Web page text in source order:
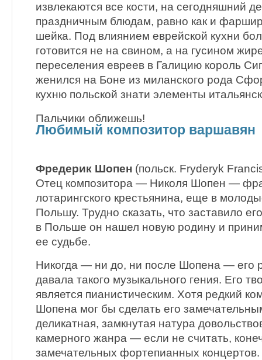
извлекаются все кости, на сегодняшний
праздничным блюдам, равно как и
шейка. Под влиянием еврейской кухни
готовится не на свином, а на гусином
переселения евреев в Галицию король
женился на Боне из миланского рода
кухню польской знати элементы
Пальчики оближешь!
Любимый композитор варшавян
Фредерик Шопен (польск. Fryderyk
Отец композитора — Николя Шопен —
лотарингского крестьянина, еще в
Польшу. Трудно сказать, что заставило
в Польше он нашел новую родину и
ее судьбе.
Никогда — ни до, ни после Шопена — его
давала такого музыкального гения. Его
является пианистическим. Хотя редкий
Шопена мог бы сделать его
деликатная, замкнутая натура
камерного жанра — если не считать,
замечательных фортепианных